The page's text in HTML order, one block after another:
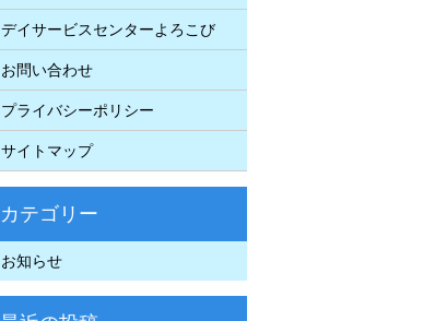
デイサービスセンターよろこび
お問い合わせ
プライバシーポリシー
サイトマップ
お知らせ